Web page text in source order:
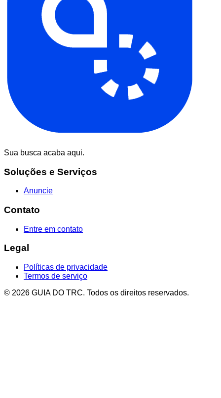
Sua busca acaba aqui.
Soluções e Serviços
Anuncie
Contato
Entre em contato
Legal
Políticas de privacidade
Termos de serviço
© 2026 GUIA DO TRC. Todos os direitos reservados.